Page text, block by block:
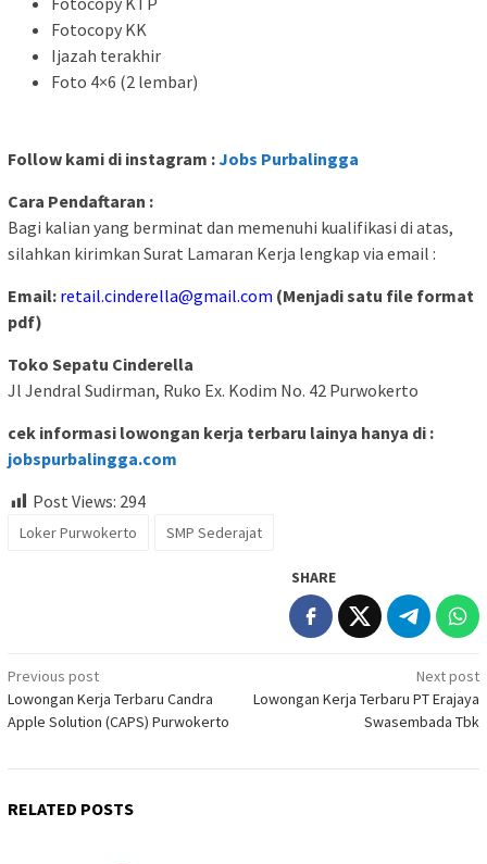
Fotocopy KK
Ijazah terakhir
Foto 4×6 (2 lembar)
Follow kami di instagram :Jobs Purbalingga
Cara Pendaftaran :
Bagi kalian yang berminat dan memenuhi kualifikasi di atas,
silahkan kirimkan Surat Lamaran Kerja lengkap via email :
Email: retail.cinderella@gmail.com (Menjadi satu file format
pdf)
Toko Sepatu Cinderella
Jl Jendral Sudirman, Ruko Ex. Kodim No. 42 Purwokerto
cek informasi lowongan kerja terbaru lainya hanya di :
jobspurbalingga.com
Post Views: 294
Loker Purwokerto SMP Sederajat
SHARE
Post
navigation
Previous post
Lowongan Kerja Terbaru Candra
Apple Solution (CAPS) Purwokerto
Next post
Lowongan Kerja Terbaru PT Erajaya
Swasembada Tbk
RELATED POSTS